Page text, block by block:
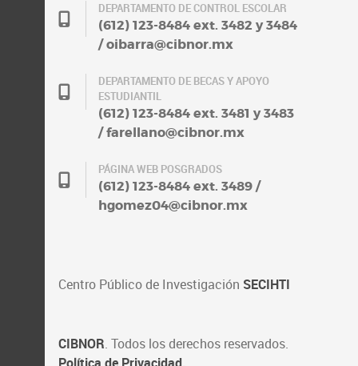
DEPARTAMENTO DE CONTROL ESCOLAR
(612) 123-8484 ext. 3482 y 3484
/ oibarra@cibnor.mx
DEPARTAMENTO DE BECAS Y APOYO
ESTUDIANTIL
(612) 123-8484 ext. 3481 y 3483
/ farellano@cibnor.mx
PÁGINA WEB POSGRADOS
(612) 123-8484 ext. 3489 /
hgomez04@cibnor.mx
Centro Público de Investigación SECIHTI
CIBNOR. Todos los derechos reservados.